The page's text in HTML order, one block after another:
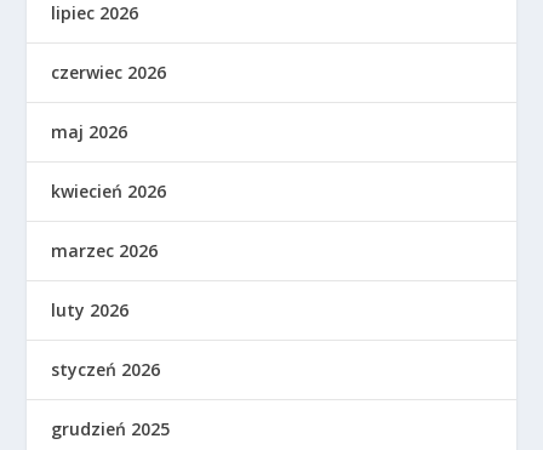
lipiec 2026
czerwiec 2026
maj 2026
kwiecień 2026
marzec 2026
luty 2026
styczeń 2026
grudzień 2025